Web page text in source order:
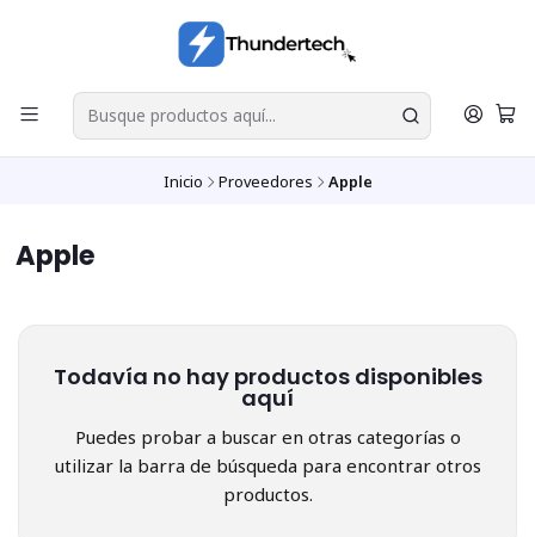
Inicio Proveedores Apple
Apple
Todavía no hay productos disponibles
aquí
Puedes probar a buscar en otras categorías o
utilizar la barra de búsqueda para encontrar otros
productos.